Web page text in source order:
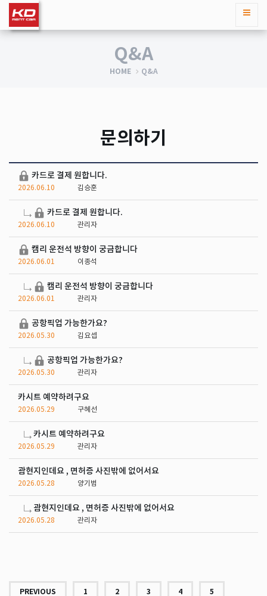
Q&A
HOME Q&A
문의하기
카드로 결제 원합니다.
2026.06.10 김승훈
카드로 결제 원합니다.
2026.06.10 관리자
캠리 운전석 방향이 궁금합니다
2026.06.01 이종석
캠리 운전석 방향이 궁금합니다
2026.06.01 관리자
공항픽업 가능한가요?
2026.05.30 김요셉
공항픽업 가능한가요?
2026.05.30 관리자
카시트 예약하려구요
2026.05.29 구혜선
카시트 예약하려구요
2026.05.29 관리자
괌현지인데요 , 면허증 사진밖에 없어서요
2026.05.28 양기범
괌현지인데요 , 면허증 사진밖에 없어서요
2026.05.28 관리자
PREVIOUS 1 2 3 4 5